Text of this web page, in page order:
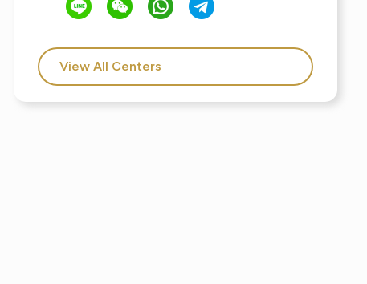
View All Centers